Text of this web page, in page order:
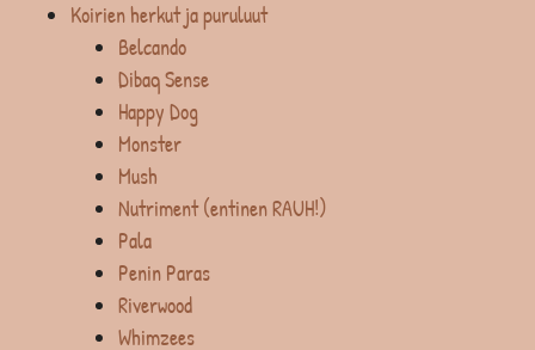
Koirien herkut ja puruluut
Belcando
Dibaq Sense
Happy Dog
Monster
Mush
Nutriment (entinen RAUH!)
Pala
Penin Paras
Riverwood
Whimzees